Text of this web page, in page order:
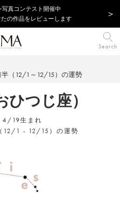
真コンテスト開催中
の作品をレビューします
Search
半（12/1～12/15）の運勢
ひつじ座）
19生まれ
12/1 - 12/15）の運勢